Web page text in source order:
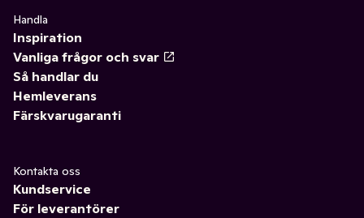
Handla
Inspiration
Vanliga frågor och svar
Så handlar du
Hemleverans
Färskvarugaranti
Kontakta oss
Kundservice
För leverantörer